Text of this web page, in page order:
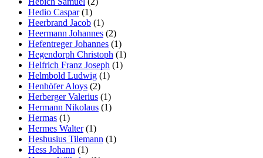
Hedio Caspar(1)
Heerbrand Jacob (1)
Heermann Johannes (2)
Hefentreger Johannes (1)
Hegendorph Christoph (1)
Helfrich Franz Joseph (1)
Helmbold Ludwig (1)
Henhöfer Aloys (2)
Herberger Valerius (1)
Hermann Nikolaus (1)
Hermas (1)
Hermes Walter(1)
Heshusius Tilemann (1)
Hess Johann (1)